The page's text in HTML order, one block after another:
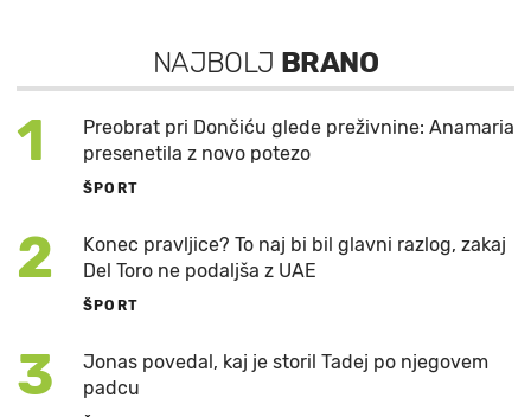
NAJBOLJ BRANO
1
Preobrat pri Dončiću glede preživnine: Anamaria
presenetila z novo potezo
ŠPORT
2
Konec pravljice? To naj bi bil glavni razlog, zakaj
Del Toro ne podaljša z UAE
ŠPORT
3
Jonas povedal, kaj je storil Tadej po njegovem
padcu